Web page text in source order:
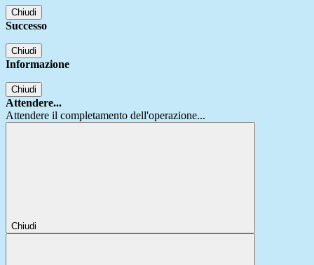
Chiudi
Successo
Chiudi
Informazione
Chiudi
Attendere...
Attendere il completamento dell'operazione...
Chiudi